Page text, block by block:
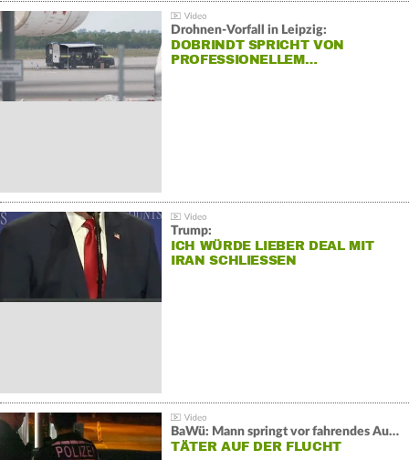
Drohnen-Vorfall in Leipzig:
DOBRINDT SPRICHT VON
PROFESSIONELLEM…
Trump:
ICH WÜRDE LIEBER DEAL MIT
IRAN SCHLIESSEN
BaWü: Mann springt vor fahrendes Auto und schießt
TÄTER AUF DER FLUCHT